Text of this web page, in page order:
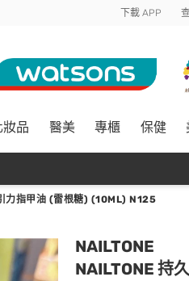
下載 APP
妝品 醫美 專櫃 保健
力指甲油 (雷根糖) (10ML) N125
NAILTONE
NAILTONE 持